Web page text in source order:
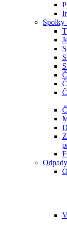
Spolky